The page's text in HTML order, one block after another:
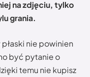
na zdjęciu, tylko
grania.
nie powinien
być pytanie o
temu nie kupisz